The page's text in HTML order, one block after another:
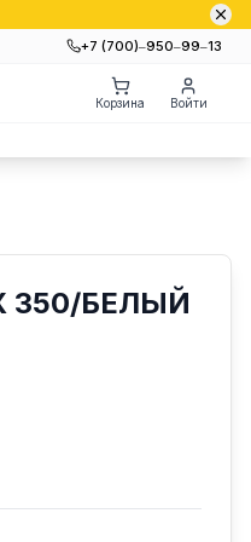
+7 (700)‒950‒99‒13
Корзина Войти
350/БЕЛЫЙ